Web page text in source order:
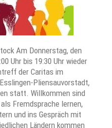
Am Donnerstag, den
Uhr bis 19:30 Uhr wieder
der Caritas im
Pliensauvorstadt,
statt. Willkommen sind
Fremdsprache lernen,
und ins Gespräch mit
Ländern kommen